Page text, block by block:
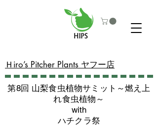
​Ｈiro’s Pitcher Plants ヤフー店
第8回 山梨食虫植物サミット～燃え上
れ食虫植物～
with
​ハチクラ祭